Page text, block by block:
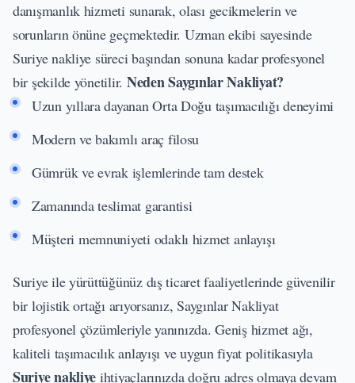
danışmanlık hizmeti sunarak, olası gecikmelerin ve
sorunların önüne geçmektedir. Uzman ekibi sayesinde
Suriye nakliye süreci başından sonuna kadar profesyonel
bir şekilde yönetilir. Neden Saygınlar Nakliyat?
Uzun yıllara dayanan Orta Doğu taşımacılığı deneyimi
Modern ve bakımlı araç filosu
Gümrük ve evrak işlemlerinde tam destek
Zamanında teslimat garantisi
Müşteri memnuniyeti odaklı hizmet anlayışı
Suriye ile yürüttüğünüz dış ticaret faaliyetlerinde güvenilir
bir lojistik ortağı arıyorsanız, Saygınlar Nakliyat
profesyonel çözümleriyle yanınızda. Geniş hizmet ağı,
kaliteli taşımacılık anlayışı ve uygun fiyat politikasıyla
Suriye nakliye ihtiyaçlarınızda doğru adres olmaya devam